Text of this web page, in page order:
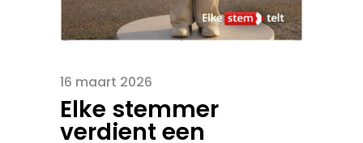
16 maart 2026
Elke stemmer
verdient een